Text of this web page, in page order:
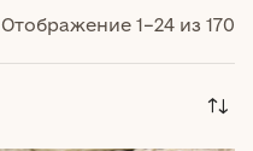
Отображение 1–24 из 170